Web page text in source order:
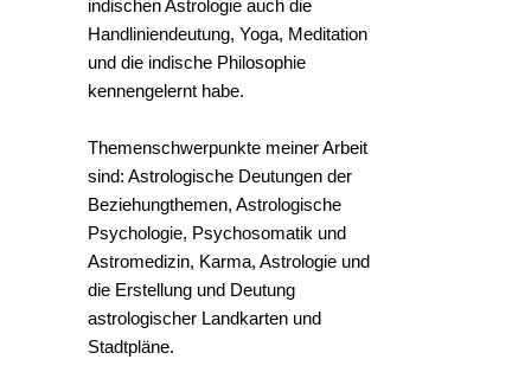
indischen Astrologie auch die
Handliniendeutung, Yoga, Meditation
und die indische Philosophie
kennengelernt habe.
Themenschwerpunkte meiner Arbeit
sind: Astrologische Deutungen der
Beziehungthemen, Astrologische
Psychologie, Psychosomatik und
Astromedizin, Karma, Astrologie und
die Erstellung und Deutung
astrologischer Landkarten und
Stadtpläne.